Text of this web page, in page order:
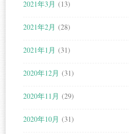
2021年3月 (13)
2021年2月 (28)
2021年1月 (31)
2020年12月 (31)
2020年11月 (29)
2020年10月 (31)